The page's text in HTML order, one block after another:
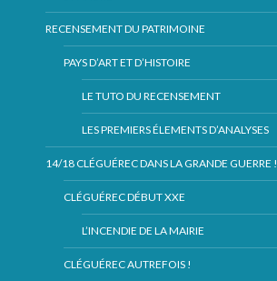
RECENSEMENT DU PATRIMOINE
PAYS D’ART ET D’HISTOIRE
LE TUTO DU RECENSEMENT
LES PREMIERS ÉLEMENTS D’ANALYSES
14/18 CLÉGUÉREC DANS LA GRANDE GUERRE !
CLÉGUÉREC DÉBUT XXE
L’INCENDIE DE LA MAIRIE
CLÉGUÉREC AUTREFOIS !